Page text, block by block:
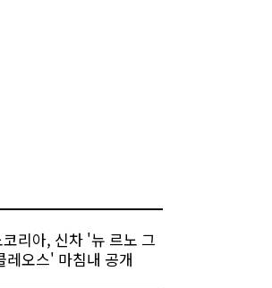
리아, 신차 '뉴 르노 그
레오스' 마침내 공개